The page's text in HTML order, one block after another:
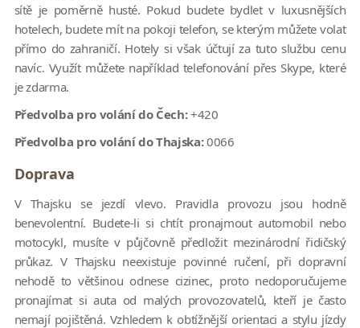
sítě je poměrně husté. Pokud budete bydlet v luxusnějších
hotelech, budete mít na pokoji telefon, se kterým můžete volat
přímo do zahraničí. Hotely si však účtují za tuto službu cenu
navíc. Využít můžete například telefonování přes Skype, které
je zdarma.
Předvolba pro volání do Čech:+420
Předvolba pro volání do Thajska:0066
Doprava
V Thajsku se jezdí vlevo. Pravidla provozu jsou hodně
benevolentní. Budete-li si chtít pronajmout automobil nebo
motocykl, musíte v půjčovně předložit mezinárodní řidičský
průkaz. V Thajsku neexistuje povinné ručení, při dopravní
nehodě to většinou odnese cizinec, proto nedoporučujeme
pronajímat si auta od malých provozovatelů, kteří je často
nemají pojištěná. Vzhledem k obtížnější orientaci a stylu jízdy